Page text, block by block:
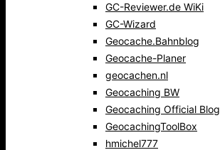
GC-Reviewer.de WiKi
GC-Wizard
Geocache.Bahnblog
Geocache-Planer
geocachen.nl
Geocaching BW
Geocaching Official Blog
GeocachingToolBox
hmichel777